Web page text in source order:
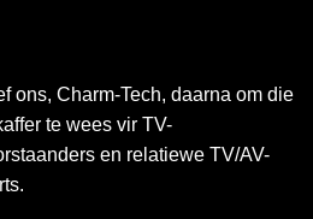
ons, Charm-Tech, daarna om die
te wees vir TV-
en relatiewe TV/AV-